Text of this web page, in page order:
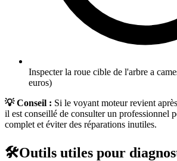
Inspecter la roue cible de l'arbre a
euros)
💡 Conseil : Si le voyant moteur revient
il est conseillé de consulter un professionnel
complet et éviter des réparations inutiles.
🛠️Outils utiles pour